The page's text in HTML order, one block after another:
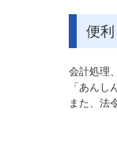
便
会計処理
「あん
また、法